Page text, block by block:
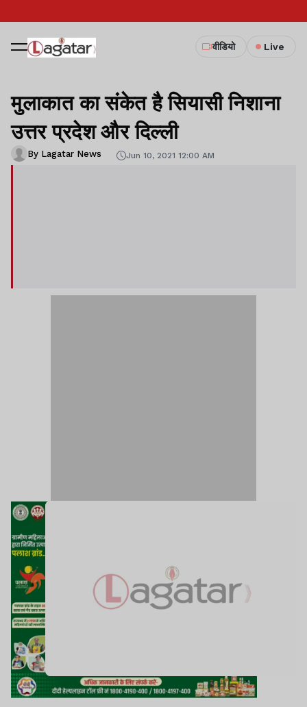
वीडियो Live
मुलाकात का संकेत है सियासी निशाना
उत्तर प्रदेश और दिल्ली
By Lagatar News Jun 10, 2021 12:00 AM